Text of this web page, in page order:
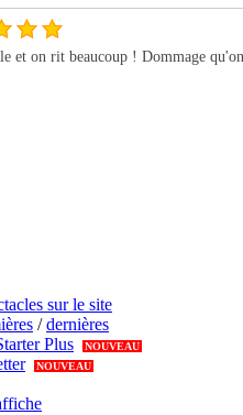
et on rit beaucoup ! Dommage
sur le site
/dernières
Plus
NOUVEAU
NOUVEAU